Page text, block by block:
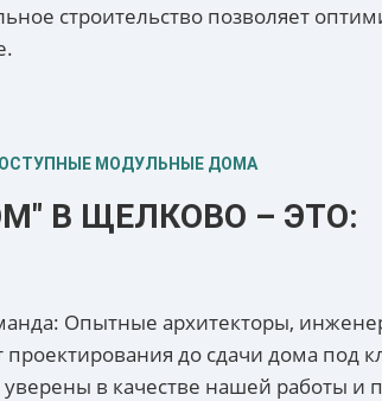
строительство позволяет
МОДУЛЬНЫЕ ДОМА
В ЩЕЛКОВО – ЭТО:
Опытные архитекторы,
до сдачи дома под
в качестве нашей работы и